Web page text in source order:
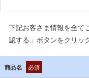
下記お客さま情報を全て
認する」ボタンをクリッ
商品名 必須